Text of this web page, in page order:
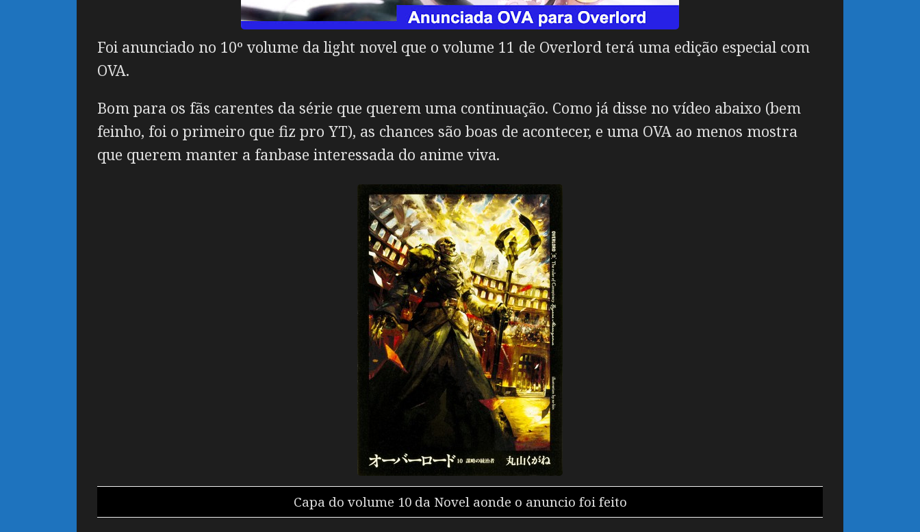
Foi anunciado no 10º volume da light novel que o volume 11 de Overlord terá uma edição especial com
OVA.
Bom para os fãs carentes da série que querem uma continuação. Como já disse no vídeo abaixo (bem
feinho, foi o primeiro que fiz pro YT), as chances são boas de acontecer, e uma OVA ao menos mostra
que querem manter a fanbase interessada do anime viva.
Capa do volume 10 da Novel aonde o anuncio foi feito